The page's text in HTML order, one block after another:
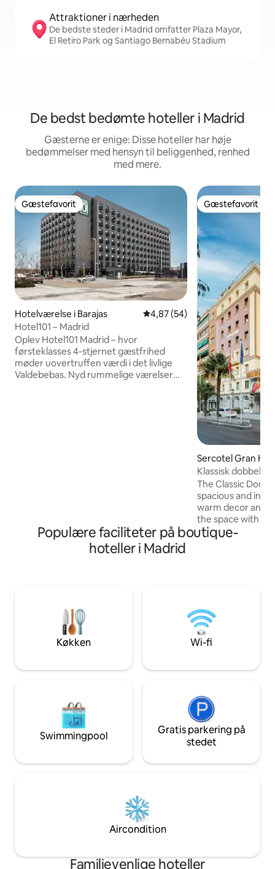
Attraktioner i nærheden
De bedste steder i Madrid omfatter Plaza Mayor,
El Retiro Park og Santiago Bernabéu Stadium
De bedst bedømte hoteller i Madrid
Gæsterne er enige: Disse hoteller har høje
bedømmelser med hensyn til beliggenhed, renhed
med mere.
Gæstefavorit
Gæstefavorit
Hotelværelse i Barajas 4,87 ud af 5 i gennemsnitlig
4,87 (54)
Hotel101 – Madrid
Oplev Hotel101 Madrid – hvor
førsteklasses 4-stjernet gæstfrihed
møder uovertruffen værdi i det livlige
Valdebebas. Nyd rummelige værelser
Gæstefavorit
Gæstefavorit
Sercotel Gran
uque
Klassisk
The Classic
spacious and
warm decor and
the space with
comfortable
designed for
comfortable and
Unfortunately,
this room.
Populære faciliteter på boutique-
hoteller i Madrid
Køkken Wi-fi
Swimmingpool
Gratis parkering på
stedet
Aircondition
Familievenlige hoteller